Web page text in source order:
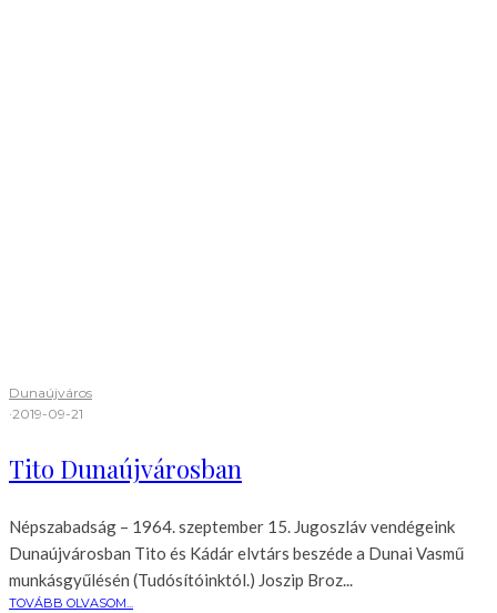
Dunaújváros
·2019-09-21
Tito Dunaújvárosban
Népszabadság – 1964. szeptember 15. Jugoszláv vendégeink
Dunaújvárosban Tito és Kádár elvtárs beszéde a Dunai Vasmű
munkásgyűlésén (Tudósítóinktól.) Joszip Broz...
TOVÁBB OLVASOM...